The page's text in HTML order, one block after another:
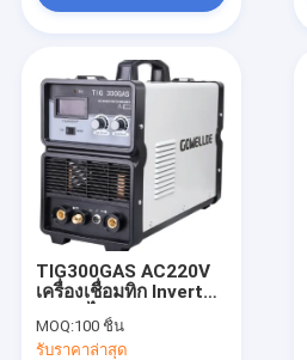
TIG300GAS AC220V
เครื่องเชื่อมทิก Inverter
กระแสไฟ 220amps
MOQ:100 ชิ้น
รับราคาล่าสุด